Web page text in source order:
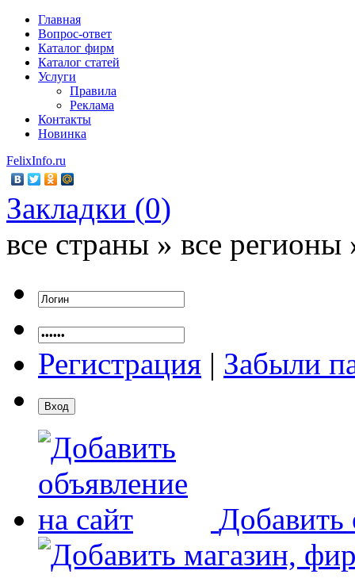
Главная
Вопрос-ответ
Каталог фирм
Каталог статей
Услуги
Правила
Реклама
Контакты
Новинка
FelixInfo.ru
Закладки (0)
все страны » все регионы
Регистрация | Забыли
Добавить